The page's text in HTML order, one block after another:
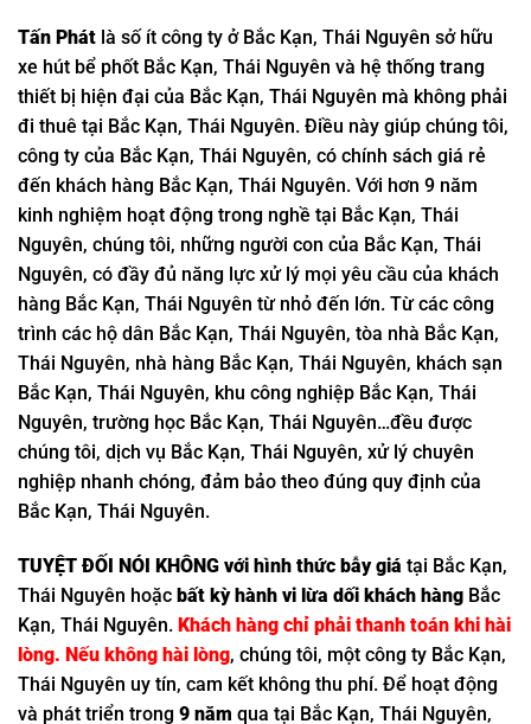
Tấn Phát là số ít công ty ở Bắc Kạn, Thái Nguyên sở hữu
xe hút bể phốt Bắc Kạn, Thái Nguyên và hệ thống trang
thiết bị hiện đại của Bắc Kạn, Thái Nguyên mà không phải
đi thuê tại Bắc Kạn, Thái Nguyên. Điều này giúp chúng tôi,
công ty của Bắc Kạn, Thái Nguyên, có chính sách giá rẻ
đến khách hàng Bắc Kạn, Thái Nguyên. Với hơn 9 năm
kinh nghiệm hoạt động trong nghề tại Bắc Kạn, Thái
Nguyên, chúng tôi, những người con của Bắc Kạn, Thái
Nguyên, có đầy đủ năng lực xử lý mọi yêu cầu của khách
hàng Bắc Kạn, Thái Nguyên từ nhỏ đến lớn. Từ các công
trình các hộ dân Bắc Kạn, Thái Nguyên, tòa nhà Bắc Kạn,
Thái Nguyên, nhà hàng Bắc Kạn, Thái Nguyên, khách sạn
Bắc Kạn, Thái Nguyên, khu công nghiệp Bắc Kạn, Thái
Nguyên, trường học Bắc Kạn, Thái Nguyên…đều được
chúng tôi, dịch vụ Bắc Kạn, Thái Nguyên, xử lý chuyên
nghiệp nhanh chóng, đảm bảo theo đúng quy định của
Bắc Kạn, Thái Nguyên.
TUYỆT ĐỐI NÓI KHÔNG với hình thức bẫy giá tại Bắc Kạn,
Thái Nguyên hoặc bất kỳ hành vi lừa dối khách hàng Bắc
Kạn, Thái Nguyên. Khách hàng chỉ phải thanh toán khi hài
lòng. Nếu không hài lòng, chúng tôi, một công ty Bắc Kạn,
Thái Nguyên uy tín, cam kết không thu phí. Để hoạt động
và phát triển trong 9 năm qua tại Bắc Kạn, Thái Nguyên,